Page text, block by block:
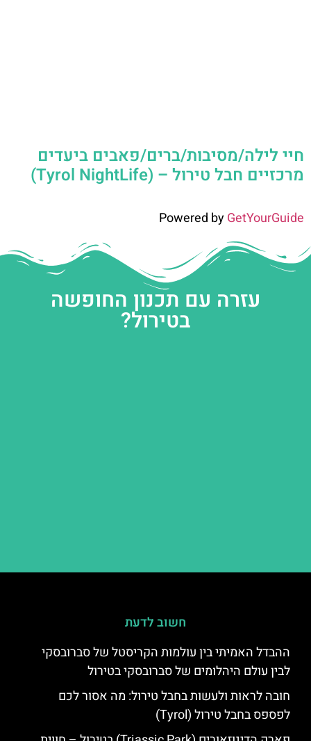
חיי לילה/מסיבות/ברים/פאבים ביעדים
מרכזיים חבל טירול – (Tyrol NightLife)
Powered byGetYourGuide
עזרה עם תכנון החופשה
בטירול?
חשוב לדעת
ההבדל האמיתי בין עולמות הקריסטל של סברובסקי
לבין עולם היהלומים של סברובסקי בטירול
חובה לראות ולעשות בחבל טירול: מה אסור לכם
לפספס בחבל טירול (Tyrol)